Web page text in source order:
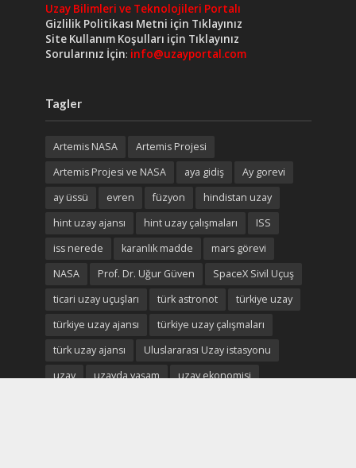
Uzay Bilimleri ve Teknolojileri Portalı
Gizlilik Politikası Metni için Tıklayınız
Site Kullanım Koşulları için Tıklayınız
Sorularınız İçin: info@uzayportal.com
Tagler
Artemis NASA
Artemis Projesi
Artemis Projesi ve NASA
aya gidiş
Ay gorevi
ay üssü
evren füzyon
hindistan uzay
hint uzay ajansı
hint uzay çalışmaları
ISS
iss nerede
karanlık madde
mars görevi
NASA
Prof. Dr. Uğur Güven
SpaceX Sivil Uçuş
ticari uzay uçuşları
türk astronot
türkiye uzay
türkiye uzay ajansı
türkiye uzay çalışmaları
türk uzay ajansı
Uluslararası Uzay istasyonu
uzay
uzayda yaşam
uzay ekonomisi